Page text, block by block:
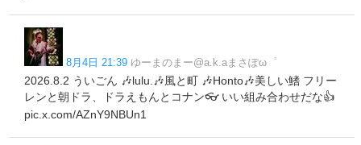
8月4日 21:39 ゆーまのまー@a.k.aまさぽω゜
2026.8.2 ういごん 🎶lulu.🎶風と町 🎶Honto🎶美しい鰭 フリー
レンと朝ドラ、ドラえもんとコナン👓 いい組み合わせだな👍
pic.x.com/AZnY9NBUn1